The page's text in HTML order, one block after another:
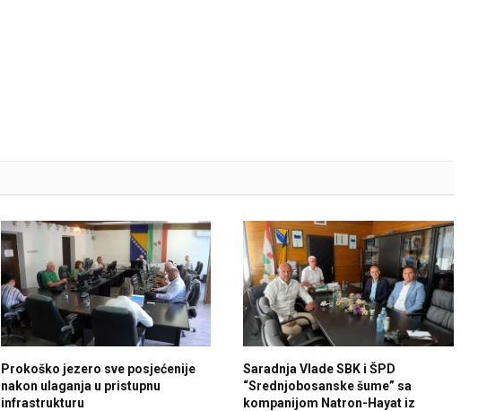
Prokoško jezero sve posjećenije
nakon ulaganja u pristupnu
infrastrukturu
Saradnja Vlade SBK i ŠPD
“Srednjobosanske šume” sa
kompanijom Natron-Hayat iz